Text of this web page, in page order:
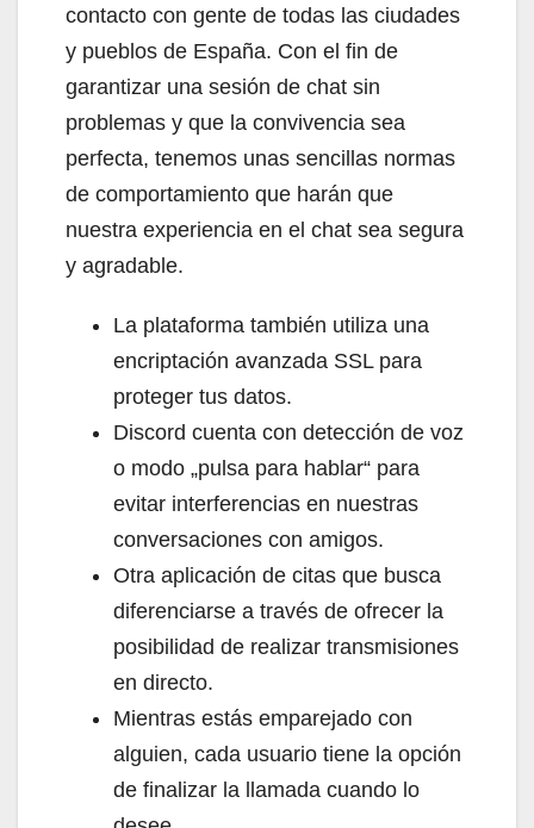
contacto con gente de todas las ciudades
y pueblos de España. Con el fin de
garantizar una sesión de chat sin
problemas y que la convivencia sea
perfecta, tenemos unas sencillas normas
de comportamiento que harán que
nuestra experiencia en el chat sea segura
y agradable.
La plataforma también utiliza una
encriptación avanzada SSL para
proteger tus datos.
Discord cuenta con detección de voz
o modo „pulsa para hablar“ para
evitar interferencias en nuestras
conversaciones con amigos.
Otra aplicación de citas que busca
diferenciarse a través de ofrecer la
posibilidad de realizar transmisiones
en directo.
Mientras estás emparejado con
alguien, cada usuario tiene la opción
de finalizar la llamada cuando lo